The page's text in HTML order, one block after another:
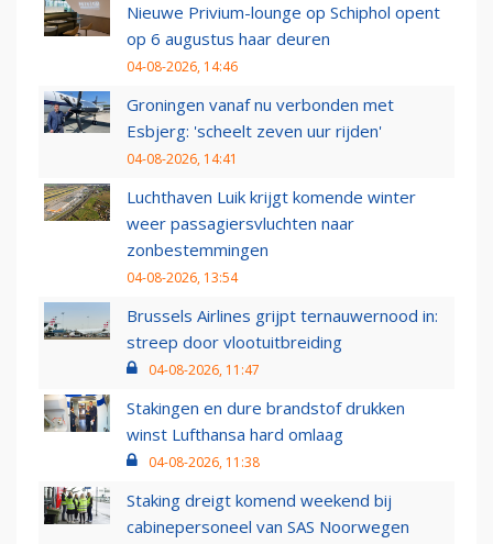
Nieuwe Privium-lounge op Schiphol opent
op 6 augustus haar deuren
04-08-2026, 14:46
Groningen vanaf nu verbonden met
Esbjerg: 'scheelt zeven uur rijden'
04-08-2026, 14:41
Luchthaven Luik krijgt komende winter
weer passagiersvluchten naar
zonbestemmingen
04-08-2026, 13:54
Brussels Airlines grijpt ternauwernood in:
streep door vlootuitbreiding
04-08-2026, 11:47
Stakingen en dure brandstof drukken
winst Lufthansa hard omlaag
04-08-2026, 11:38
Staking dreigt komend weekend bij
cabinepersoneel van SAS Noorwegen